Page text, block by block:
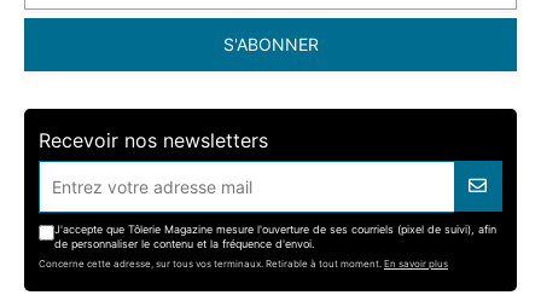
S'ABONNER
Recevoir nos newsletters
J'accepte que Tôlerie Magazine mesure l'ouverture de ses courriels (pixel de suivi), afin
de personnaliser le contenu et la fréquence d'envoi.
Concerne cette adresse, sur tous vos terminaux. Retirable à tout moment. En savoir plus